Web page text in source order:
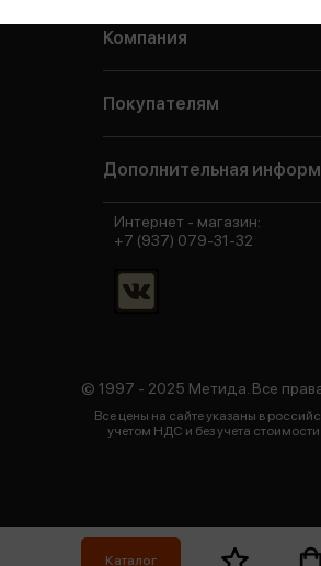
Каталог
Компания
Покупателям
Дополнительная
© 1997 - 2025 Метида. Все
Все цены на сайте указаны в
учетом НДС и без учета
Интернет - магазин:
+7 (937) 079-31-32